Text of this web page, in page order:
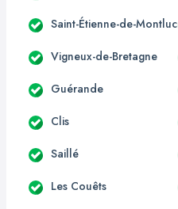
Saint-Étienne-de-Montluc
Vigneux-de-Bretagne
Guérande
Clis
Saillé
Les Couêts